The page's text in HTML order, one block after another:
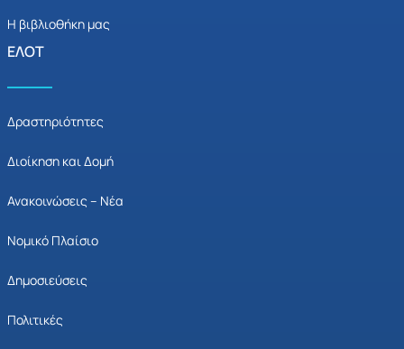
Η βιβλιοθήκη μας
ΕΛΟΤ
Δραστηριότητες
Διοίκηση και Δομή
Ανακοινώσεις – Νέα
Νομικό Πλαίσιο
Δημοσιεύσεις
Πολιτικές